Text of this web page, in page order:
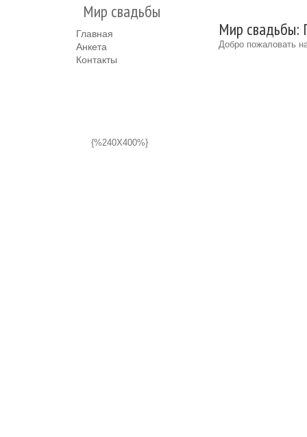
Мир свадьбы
Главная
Анкета
Контакты
{%240X400%}
Мир свадьбы:
Добро пожаловать